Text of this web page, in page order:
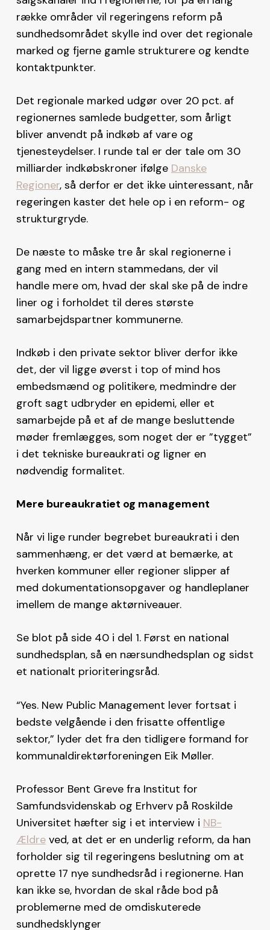
række områder vil regeringens reform på
sundhedsområdet skylle ind over det regionale
marked og fjerne gamle strukturere og kendte
kontaktpunkter.
Det regionale marked udgør over 20 pct. af
regionernes samlede budgetter, som årligt
bliver anvendt på indkøb af vare og
tjenesteydelser. I runde tal er der tale om 30
milliarder indkøbskroner ifølge Danske
Regioner, så derfor er det ikke uinteressant, når
regeringen kaster det hele op i en reform- og
strukturgryde.
De næste to måske tre år skal regionerne i
gang med en intern stammedans, der vil
handle mere om, hvad der skal ske på de indre
liner og i forholdet til deres største
samarbejdspartner kommunerne.
Indkøb i den private sektor bliver derfor ikke
det, der vil ligge øverst i top of mind hos
embedsmænd og politikere, medmindre der
groft sagt udbryder en epidemi, eller et
samarbejde på et af de mange besluttende
møder fremlægges, som noget der er ”tygget”
i det tekniske bureaukrati og ligner en
nødvendig formalitet.
Mere bureaukratiet og management
Når vi lige runder begrebet bureaukrati i den
sammenhæng, er det værd at bemærke, at
hverken kommuner eller regioner slipper af
med dokumentationsopgaver og handleplaner
imellem de mange aktørniveauer.
Se blot på side 40 i del 1. Først en national
sundhedsplan, så en nærsundhedsplan og sidst
et nationalt prioriteringsråd.
“Yes. New Public Management lever fortsat i
bedste velgående i den frisatte offentlige
sektor,” lyder det fra den tidligere formand for
kommunaldirektørforeningen Eik Møller.
Professor Bent Greve fra Institut for
Samfundsvidenskab og Erhverv på Roskilde
Universitet hæfter sig i et interview i NB-
Ældreved, at det er en underlig reform, da han
forholder sig til regeringens beslutning om at
oprette 17 nye sundhedsråd i regionerne. Han
kan ikke se, hvordan de skal råde bod på
problemerne med de omdiskuterede
sundhedsklynger